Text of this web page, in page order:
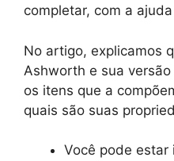
completar, com a
No artigo, explicamos
Ashworth e sua
os itens que a
quais são suas
Você pode estar